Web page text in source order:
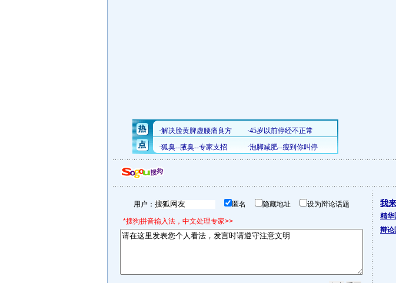
用户： 匿名 隐藏地址 设为辩论话题
*搜狗拼音输入法，中文处理专家>>
我
精华
辩论